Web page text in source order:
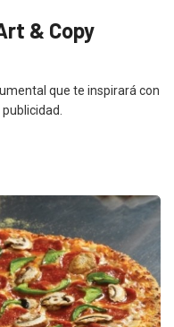
& Copy
que te inspirará con